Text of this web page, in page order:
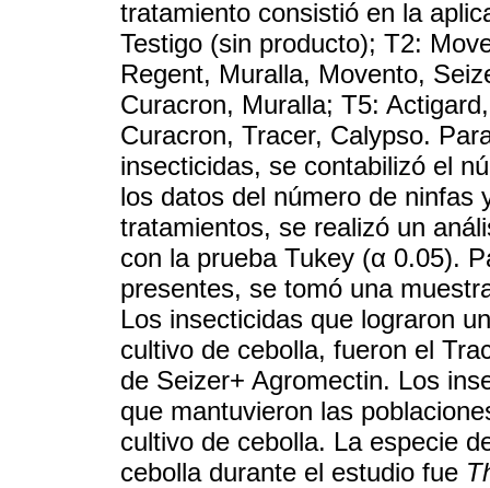
tratamiento consistió en la
Testigo (sin producto); T2:
Regent, Muralla, Movento,
Curacron, Muralla; T5:
Curacron, Tracer, Calypso.
insecticidas, se contabilizó el
los datos del número de ninfas
tratamientos, se realizó un
con la prueba Tukey (α 0.05).
presentes, se tomó una
Los insecticidas que lograron
cultivo de cebolla, fueron el
de Seizer+ Agromectin. Los
que mantuvieron las
cultivo de cebolla. La especie
cebolla durante el estudio fue